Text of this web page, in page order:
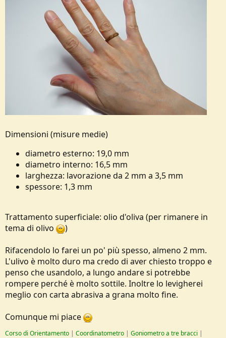
Dimensioni (misure medie)
diametro esterno: 19,0 mm
diametro interno: 16,5 mm
larghezza: lavorazione da 2 mm a 3,5 mm
spessore: 1,3 mm
Trattamento superficiale: olio d'oliva (per rimanere in
tema di olivo
)
Rifacendolo lo farei un po' più spesso, almeno 2 mm.
L'ulivo è molto duro ma credo di aver chiesto troppo e
penso che usandolo, a lungo andare si potrebbe
rompere perché è molto sottile. Inoltre lo levigherei
meglio con carta abrasiva a grana molto fine.
Comunque mi piace
Corso di Orientamento | Coordinatometro | Goniometro a tre bracci |